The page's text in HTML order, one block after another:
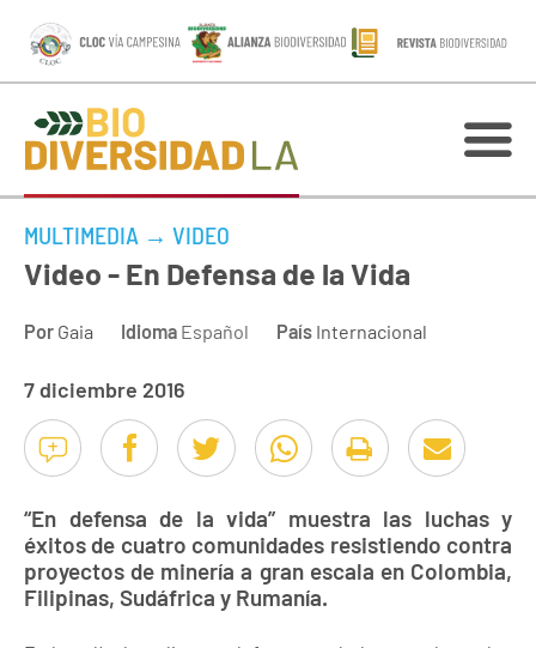
MULTIMEDIA → VIDEO
Video - En Defensa de la Vida
Por Gaia Idioma Español País Internacional
7 diciembre 2016
“En defensa de la vida” muestra las luchas y
éxitos de cuatro comunidades resistiendo contra
proyectos de minería a gran escala en Colombia,
Filipinas, Sudáfrica y Rumanía.